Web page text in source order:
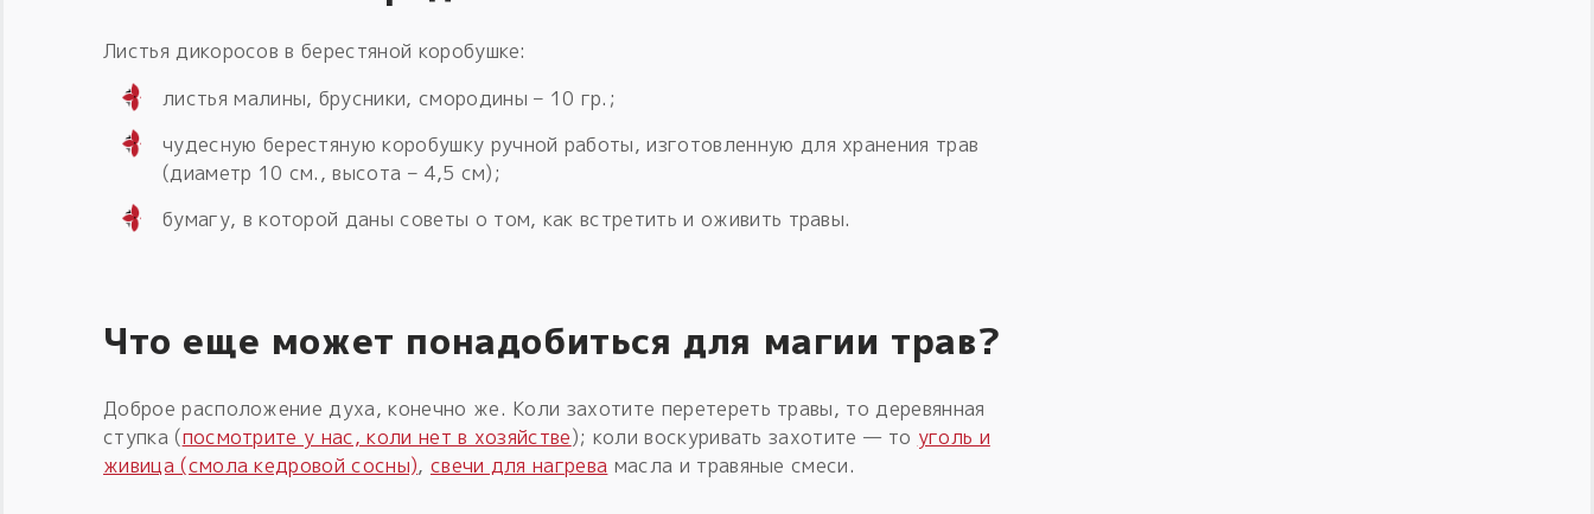
Листья дикоросов в берестяной коробушке:
листья малины, брусники, смородины – 10 гр.;
чудесную берестяную коробушку ручной работы, изготовленную для хранения трав
(диаметр 10 см., высота – 4,5 см);
бумагу, в которой даны советы о том, как встретить и оживить травы.
Что еще может понадобиться для магии трав?
Доброе расположение духа, конечно же. Коли захотите перетереть травы, то деревянная
ступка (посмотрите у нас, коли нет в хозяйстве); коли воскуривать захотите — то уголь и
живица (смола кедровой сосны), свечи для нагрева масла и травяные смеси.